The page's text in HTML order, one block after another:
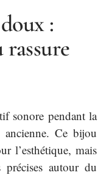
:
sonore pendant la
ancienne. Ce bijou
l’esthétique, mais
précises autour du